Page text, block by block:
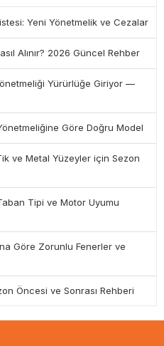
Yeni Yönetmelik ve Cezalar
Alınır? 2026 Güncel Rehber
Yürürlüğe Giriyor —
Göre Doğru Model
ve Metal Yüzeyler için Sezon
Tipi ve Motor Uyumu
Göre Zorunlu Fenerler ve
Öncesi ve Sonrası Rehberi